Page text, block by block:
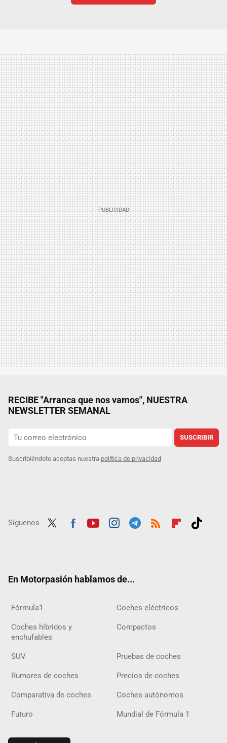
RECIBE "Arranca que nos vamos", NUESTRA
NEWSLETTER SEMANAL
SUSCRIBIR
Suscribiéndote aceptas nuestra política de privacidad
Síguenos
En Motorpasión hablamos de...
Fórmula1 Coches eléctricos
Coches híbridos y
enchufables
Compactos
SUV Pruebas de coches
Rumores de coches Precios de coches
Comparativa de coches Coches autónomos
Futuro Mundial de Fórmula 1